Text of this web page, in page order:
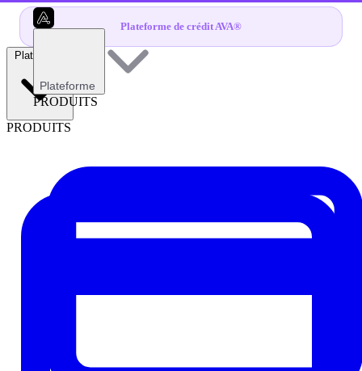
Plateforme de crédit AVA®
Plateforme
PRODUITS
Plateforme
PRODUITS